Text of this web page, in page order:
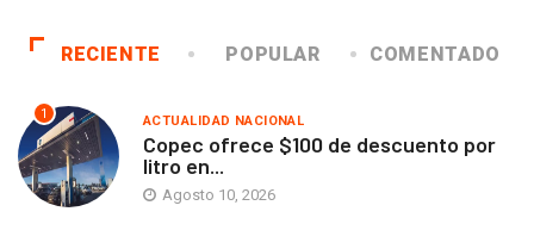
RECIENTE POPULAR COMENTADO
1 ACTUALIDAD NACIONAL
Copec ofrece $100 de descuento por
litro en...
Agosto 10, 2026